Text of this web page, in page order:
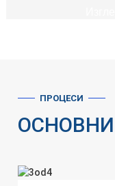
ПРОЦЕСИ